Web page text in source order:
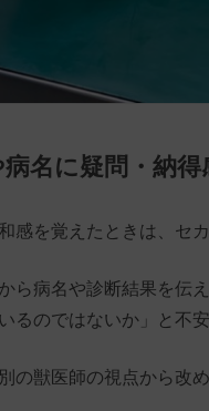
名に疑問・納
感を覚えたときは、セ
ら病名や診断結果を伝
るのではないか」と不
の獣医師の視点から改